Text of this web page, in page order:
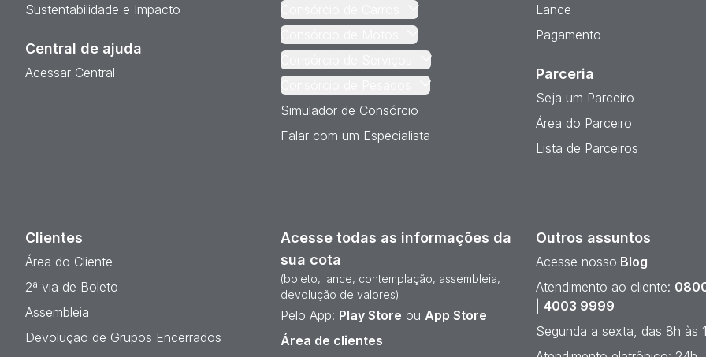
Sustentabilidade e Impacto
Central de ajuda
Acessar Central
Simulador de Consórcio
Falar com um Especialista
Lance
Pagamento
Parceria
Seja um Parceiro
Área do Parceiro
Lista de Parceiros
Clientes
Área do Cliente
2ª via de Boleto
Assembleia
Devolução de Grupos Encerrados
Acesse todas as informações da
sua cota
(boleto, lance, contemplação, assembleia,
devolução de valores)
Pelo App: Play Store ou App Store
Área de clientes
Outros assuntos
Acesse nosso Blog
Atendimento ao cliente:
4003 9999
Segunda a sexta, das 8h às